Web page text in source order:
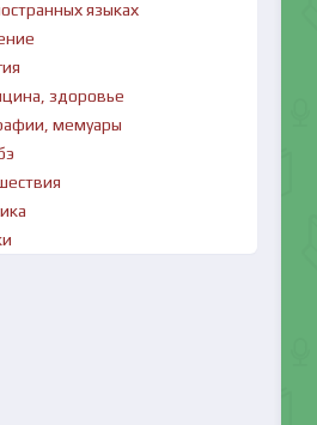
языках
здоровье
мемуары